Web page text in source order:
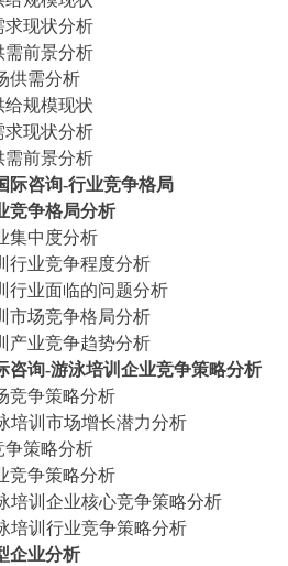
求现状分析
需前景分析
供需分析
规模现状
求现状分析
需前景分析
际咨询-行业竞争格局
竞争格局分析
集中度分析
行业竞争程度分析
行业面临的问题分析
市场竞争格局分析
产业竞争趋势分析
咨询-游泳培训企业竞争策略分析
竞争策略分析
培训市场增长潜力分析
争策略分析
竞争策略分析
培训企业核心竞争策略分析
培训行业竞争策略分析
企业分析